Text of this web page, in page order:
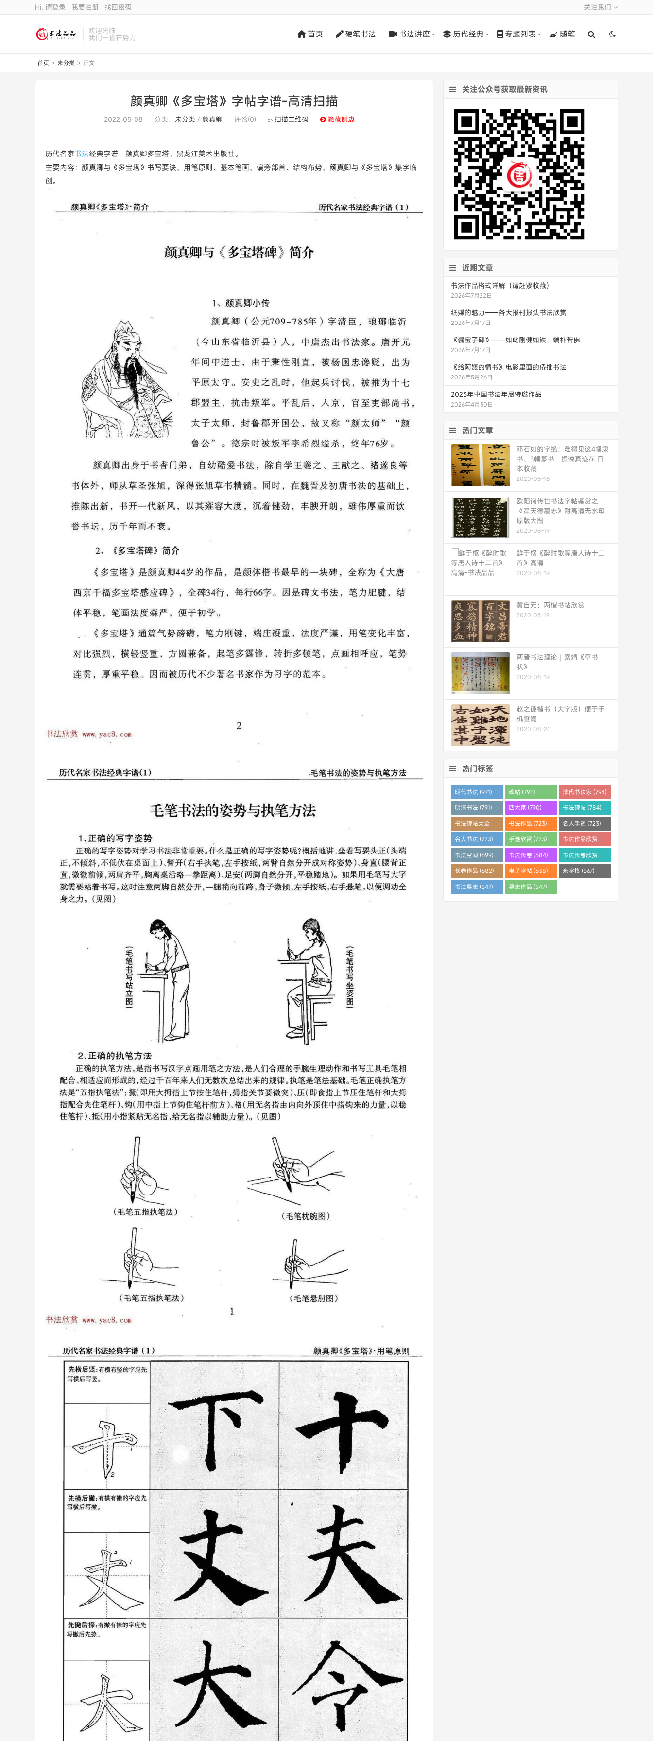
关注我们
Hi, 请登录 我要注册 找回密码
欢迎光临
我们一直在努力 首页 硬笔书法 书法讲座 历代经典 专题列表 随笔
首页 > 未分类 > 正文
颜真卿《多宝塔》字帖字谱-高清扫描
2022-05-08 分类： 未分类 / 颜真卿 评论(0) 扫描二维码 隐藏侧边
历代名家书法经典字谱：颜真卿多宝塔，黑龙江美术出版社。
主要内容：颜真卿与《多宝塔》书写要诀、用笔原则、基本笔画、偏旁部首、结构布势、颜真卿与《多宝塔》集字临
创。
关注公众号获取最新资讯
近期文章
书法作品格式详解（请赶紧收藏）
2026年7月22日
纸媒的魅力——各大报刊报头书法欣赏
2026年7月17日
《爨宝子碑》——如此刚健如铁，端朴若佛
2026年7月17日
《给阿嬷的情书》电影里面的侨批书法
2026年5月26日
2023年中国书法年展特邀作品
2026年4月30日
热门文章
邓石如的字绝！难得见这4幅隶
书、3幅篆书，据说真迹在 日
本收藏
2020-08-18
欧阳询传世书法字帖鉴赏之
《翟天德墓志》附高清无水印
原版大图
2020-08-19
鲜于枢《醉时歌等唐人诗十二
首》高清
2020-08-19
黄自元：两楷书帖欣赏
2020-08-19
两晋书法理论｜索靖《草书
状》
2020-08-19
赵之谦楷书（大字版）便于手
机查阅
2020-08-20
热门标签
明代书法 (971) 碑帖 (795) 清代书法家 (794)
明清书法 (791) 四大家 (790) 书法碑帖 (784)
书法碑帖大全
(784)
书法作品 (723) 名人手迹 (723)
名人书法 (723) 手迹欣赏 (723)
书法作品欣赏
(710)
书法空间 (699) 书法长卷 (684)
书法长卷欣赏
(682)
长卷作品 (682) 电子字帖 (638) 米字格 (567)
书法墓志 (547) 墓志作品 (547)